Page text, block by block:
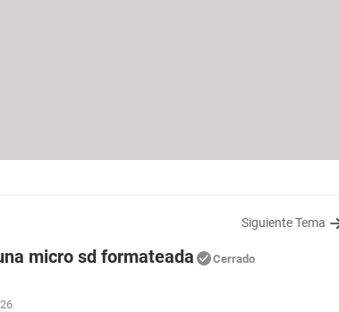
Siguiente Tema
micro sd formateada Cerrado